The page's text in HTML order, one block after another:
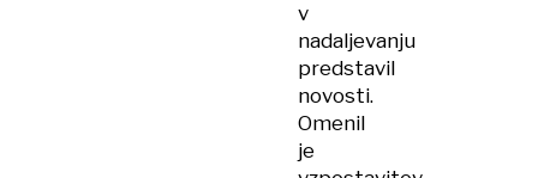
v
nadaljevanju
predstavil
novosti.
Omenil
je